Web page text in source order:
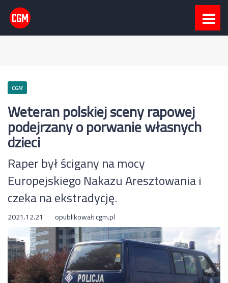
CGM
Weteran polskiej sceny rapowej
podejrzany o porwanie własnych
dzieci
Raper był ścigany na mocy
Europejskiego Nakazu Aresztowania i
czeka na ekstradycję.
2021.12.21 opublikował:cgm.pl